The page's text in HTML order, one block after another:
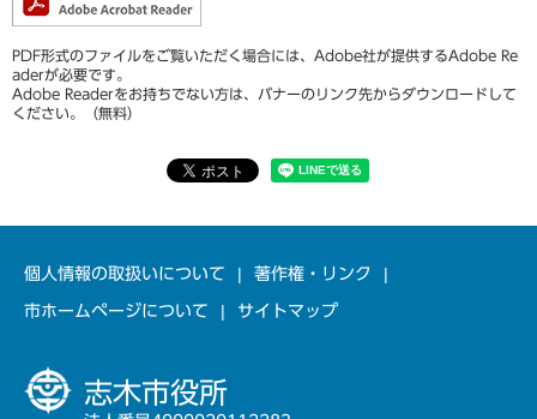
PDF形式のファイルをご覧いただく場合には、Adobe社が提供するAdobe Re
aderが必要です。
Adobe Readerをお持ちでない方は、バナーのリンク先からダウンロードして
ください。（無料）
個人情報の取扱いについて 著作権・リンク
市ホームページについて サイトマップ
志木市役所